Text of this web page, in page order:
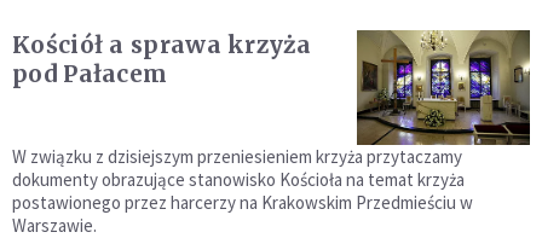
Kościół a sprawa krzyża
pod Pałacem
W związku z dzisiejszym przeniesieniem krzyża przytaczamy
dokumenty obrazujące stanowisko Kościoła na temat krzyża
postawionego przez harcerzy na Krakowskim Przedmieściu w
Warszawie.